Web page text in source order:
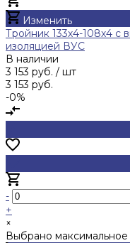
Изменить
Тройник 133х4-108х4 с
изоляцией ВУС
В наличии
3 153 руб. / шт
3 153 руб.
-0%
-
+
×
Выбрано максимальное